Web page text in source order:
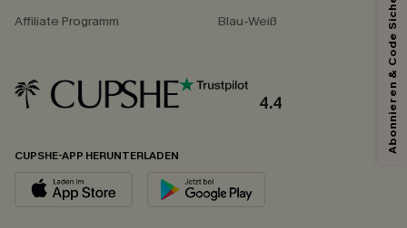
Affiliate Programm
Blau-Weiß
4.4
CUPSHE-APP HERUNTERLADEN
Abonnieren & Code Sichern